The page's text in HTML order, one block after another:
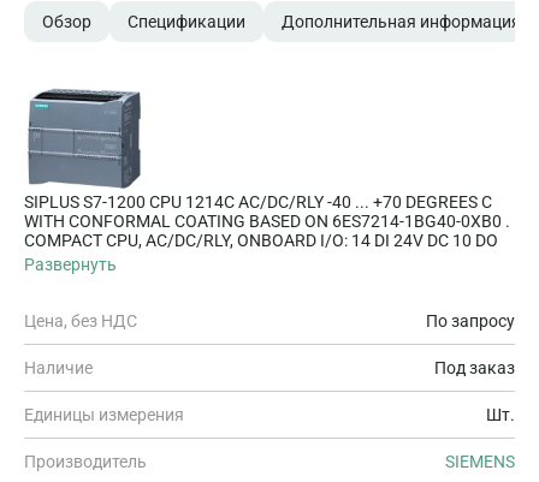
Обзор Спецификации Дополнительная информация
SIPLUS S7-1200 CPU 1214C AC/DC/RLY -40 ... +70 DEGREES C
WITH CONFORMAL COATING BASED ON 6ES7214-1BG40-0XB0 .
COMPACT CPU, AC/DC/RLY, ONBOARD I/O: 14 DI 24V DC 10 DO
RELAY 2A, 2 AI 0 - 10V DC, POWER SUPPLY: AC 85 - 264 V AC @
47 - 63 HZ, PROGRAM/DATA MEMORY: 75 KB
Развернуть
Цена, без НДС По запросу
Наличие Под заказ
Единицы измерения Шт.
Производитель SIEMENS